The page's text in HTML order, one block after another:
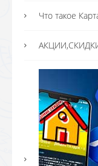
Что такое